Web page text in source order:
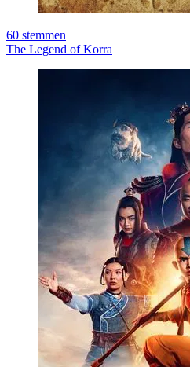
60 stemmen
The Legend of Korra